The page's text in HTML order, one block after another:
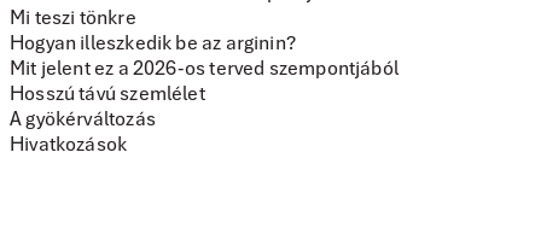
Mi teszi tönkre
Hogyan illeszkedik be az arginin?
Mit jelent ez a 2026-os terved szempontjából
Hosszú távú szemlélet
A gyökérváltozás
Hivatkozások